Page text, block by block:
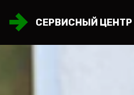
СЕРВИСНЫЙ ЦЕНТР